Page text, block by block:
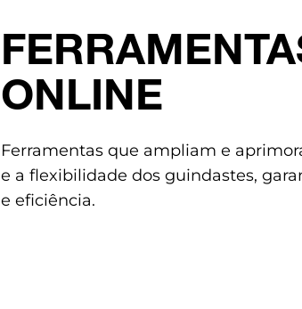
ONLINE
Ferramentas que ampliam e
e a flexibilidade dos guindastes,
e eficiência.